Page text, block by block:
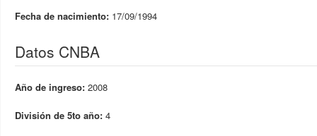
Fecha de nacimiento: 17/09/1994
Datos CNBA
Año de ingreso: 2008
División de 5to año: 4